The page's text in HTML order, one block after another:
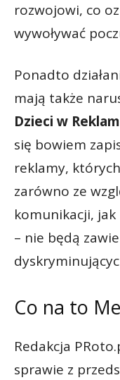
rozwojowi, co
wywoływać
Ponadto
mają także
Dzieci w
się bowiem
reklamy,
zarówno ze
komunikacji,
– nie będą
Co na to
Redakcja
sprawie z